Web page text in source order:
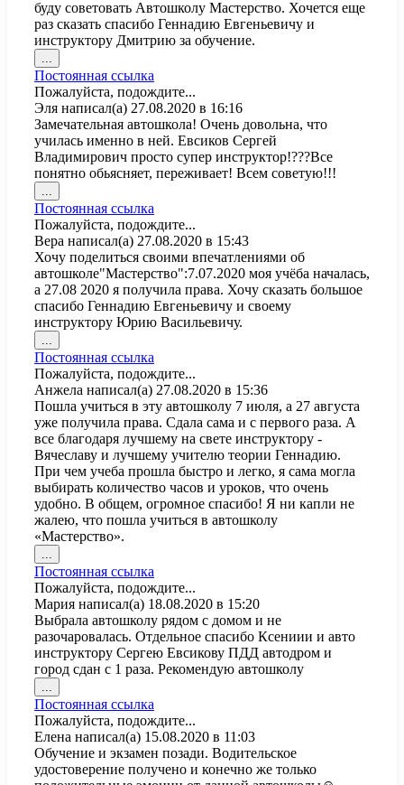
буду советовать Автошколу Мастерство. Хочется еще
раз сказать спасибо Геннадию Евгеньевичу и
инструктору Дмитрию за обучение.
этот
метабокс
в
другое
состояние.
Постоянная ссылка
Пожалуйста, подождите...
Эля написал(а) 27.08.2020 в 16:16
Замечательная автошкола! Очень довольна, что
училась именно в ней. Евсиков Сергей
Владимирович просто супер инструктор!???Все
понятно обьясняет, переживает! Всем советую!!!
этот
метабокс
в
другое
состояние.
Постоянная ссылка
Пожалуйста, подождите...
Вера написал(а) 27.08.2020 в 15:43
Хочу поделиться своими впечатлениями об
автошколе"Мастерство":7.07.2020 моя учёба началась,
а 27.08 2020 я получила права. Хочу сказать большое
спасибо Геннадию Евгеньевичу и своему
инструктору Юрию Васильевичу.
этот
метабокс
в
другое
состояние.
Постоянная ссылка
Пожалуйста, подождите...
Анжела написал(а) 27.08.2020 в 15:36
Пошла учиться в эту автошколу 7 июля, а 27 августа
уже получила права. Сдала сама и с первого раза. А
все благодаря лучшему на свете инструктору -
Вячеславу и лучшему учителю теории Геннадию.
При чем учеба прошла быстро и легко, я сама могла
выбирать количество часов и уроков, что очень
удобно. В общем, огромное спасибо! Я ни капли не
жалею, что пошла учиться в автошколу
«Мастерство».
этот
метабокс
в
другое
состояние.
Постоянная ссылка
Пожалуйста, подождите...
Мария написал(а) 18.08.2020 в 15:20
Выбрала автошколу рядом с домом и не
разочаровалась. Отдельное спасибо Ксениии и авто
инструктору Сергею Евсикову ПДД автодром и
город сдан с 1 раза. Рекомендую автошколу
этот
метабокс
в
другое
состояние.
Постоянная ссылка
Пожалуйста, подождите...
Елена написал(а) 15.08.2020 в 11:03
Обучение и экзамен позади. Водительское
удостоверение получено и конечно же только